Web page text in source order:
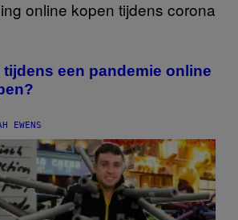
tijdens een pandemie online
EWENS